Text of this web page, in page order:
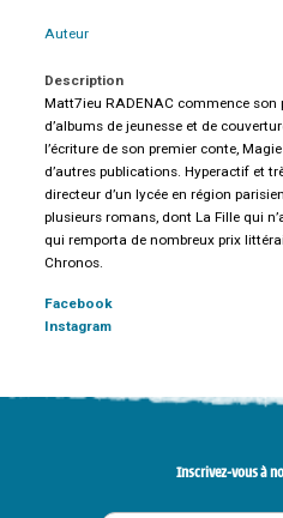
Auteur
Description
Matt7ieu RADENAC commence son
d’albums de jeunesse et de
l’écriture de son premier conte,
d’autres publications. Hyperactif et
directeur d’un lycée en région
plusieurs romans, dont La Fille qui
qui remporta de nombreux prix
Chronos.
Facebook
Instagram
Inscrivez-vous à